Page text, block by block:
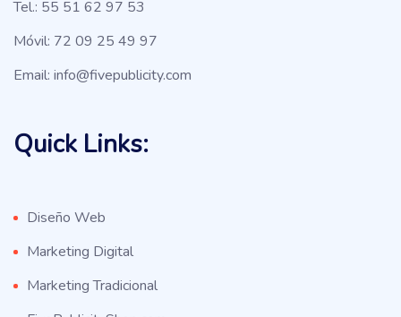
Tel.: 55 51 62 97 53
Móvil: 72 09 25 49 97
Email: info@fivepublicity.com
Quick Links:
Diseño Web
Marketing Digital
Marketing Tradicional